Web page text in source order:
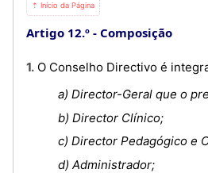
⇡ Início da Página
Artigo 12.º Composição
1. O Conselho Directivo é
a) Director-Geral que o
b) Director Clínico;
c) Director Pedagógico e
d) Administrador;